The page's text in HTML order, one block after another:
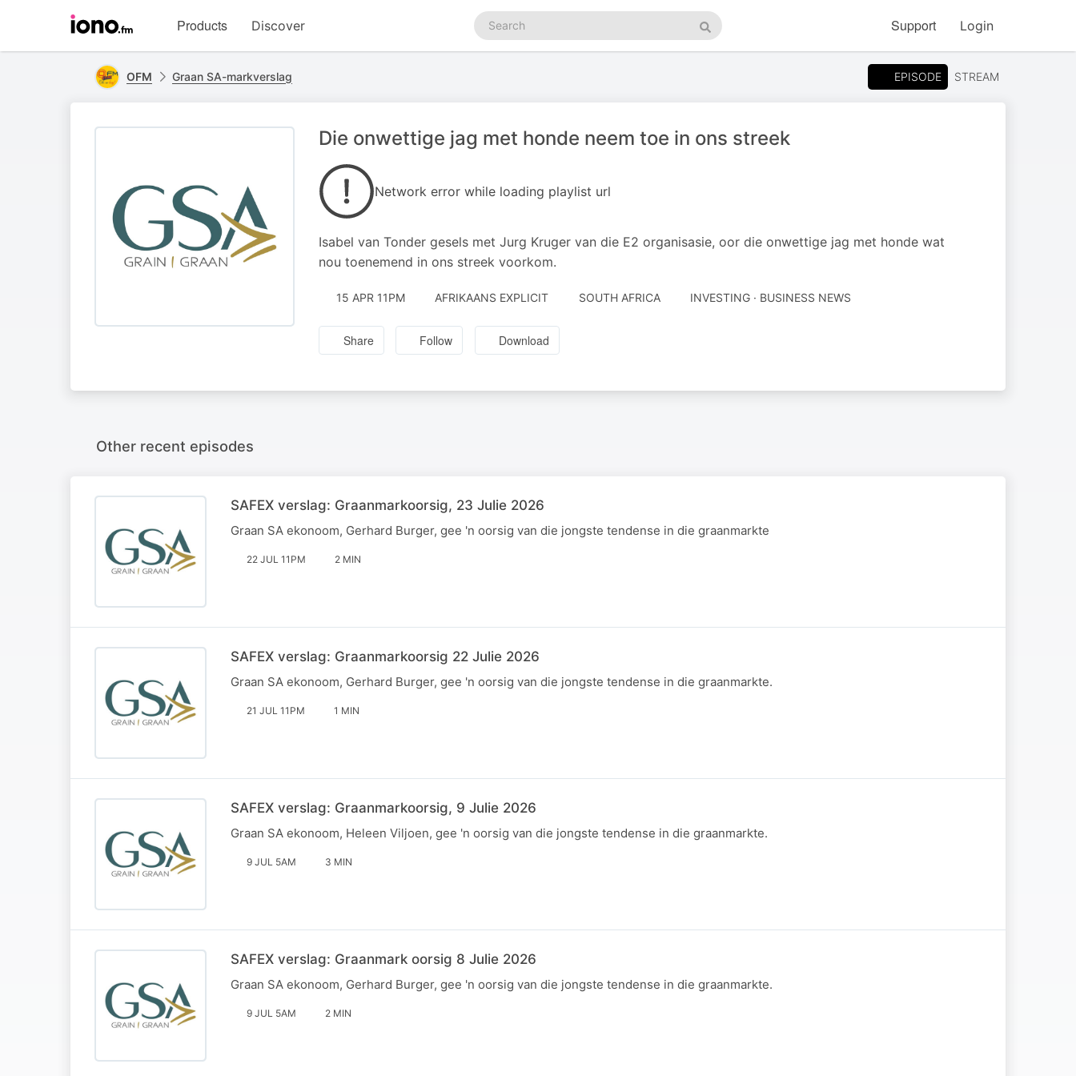
homepage
Products Discover
Search
podcasts
Search
Support Login
OFM Graan SA-markverslag EPISODE STREAM
Die onwettige jag met honde neem toe in ons streek
Network error while loading playlist url
Isabel van Tonder gesels met Jurg Kruger van die E2 organisasie, oor die onwettige jag met honde wat
nou toenemend in ons streek voorkom.
15 APR 11PM AFRIKAANS EXPLICIT SOUTH AFRICA INVESTING · BUSINESS NEWS
Share Follow Download
Other recent episodes
SAFEX verslag: Graanmarkoorsig, 23 Julie 2026
Graan SA ekonoom, Gerhard Burger, gee 'n oorsig van die jongste tendense in die graanmarkte
22 JUL 11PM 2 MIN
SAFEX verslag: Graanmarkoorsig 22 Julie 2026
Graan SA ekonoom, Gerhard Burger, gee 'n oorsig van die jongste tendense in die graanmarkte.
21 JUL 11PM 1 MIN
SAFEX verslag: Graanmarkoorsig, 9 Julie 2026
Graan SA ekonoom, Heleen Viljoen, gee 'n oorsig van die jongste tendense in die graanmarkte.
9 JUL 5AM 3 MIN
SAFEX verslag: Graanmark oorsig 8 Julie 2026
Graan SA ekonoom, Gerhard Burger, gee 'n oorsig van die jongste tendense in die graanmarkte.
9 JUL 5AM 2 MIN